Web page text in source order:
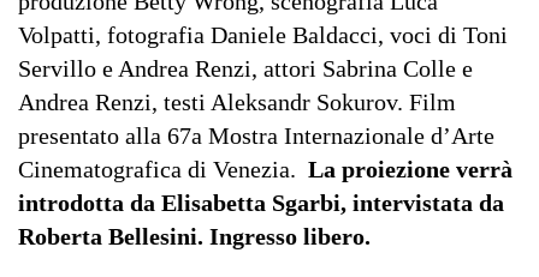
Volpatti, fotografia Daniele Baldacci, voci di Toni
Servillo e Andrea Renzi, attori Sabrina Colle e
Andrea Renzi, testi Aleksandr Sokurov. Film
presentato alla 67a Mostra Internazionale d’Arte
Cinematografica di Venezia. La proiezione verrà
introdotta da Elisabetta Sgarbi, intervistata da
Roberta Bellesini. Ingresso libero.